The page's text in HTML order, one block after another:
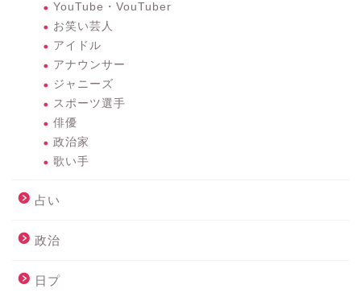
YouTube・VouTuber
お笑い芸人
アイドル
アナウンサー
ジャニーズ
スポーツ選手
俳優
政治家
歌い手
占い
政治
日プ